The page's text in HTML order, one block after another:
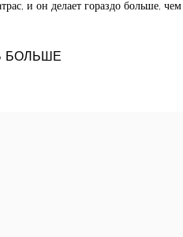
которая каждую ночь
БОЛЬШЕ